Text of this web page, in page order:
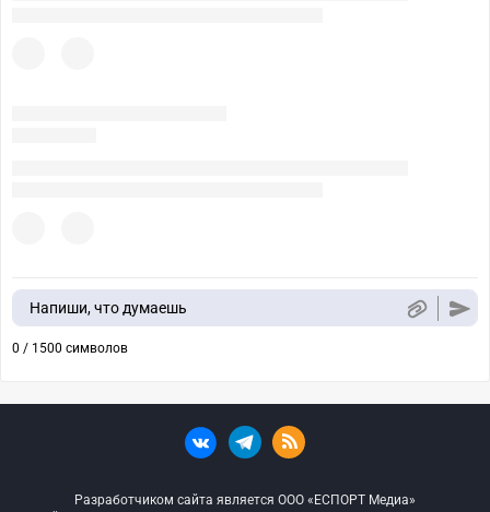
Напиши, что думаешь
0 / 1500 символов
Разработчиком сайта является ООО «ЕСПОРТ Медиа»